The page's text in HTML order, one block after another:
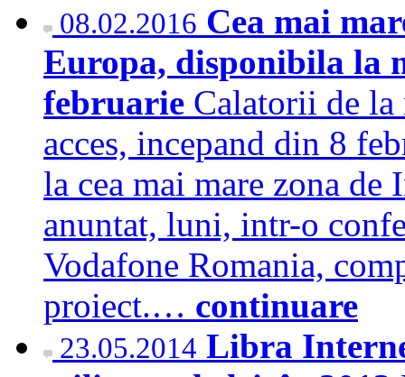
08.02.2016 Cea mai
Europa, disponibila la
februarie Calatorii de la
acces, incepand din 8
la cea mai mare zona
anuntat, luni, intr-o
Vodafone Romania,
proiect.… continuare
23.05.2014 Libra